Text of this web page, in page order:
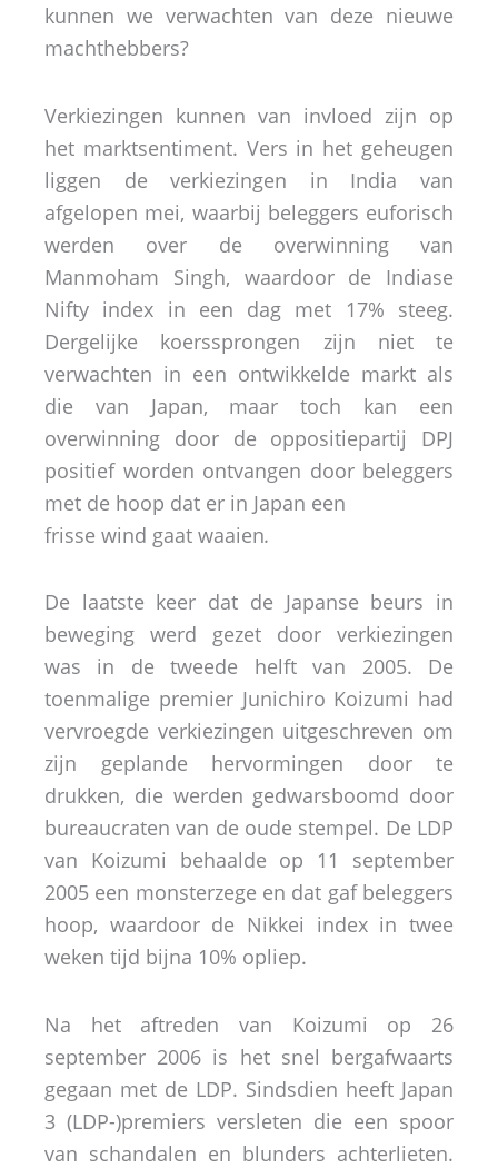
kunnen we verwachten van deze nieuwe
machthebbers?
Verkiezingen kunnen van invloed zijn op
het marktsentiment. Vers in het geheugen
liggen de verkiezingen in India van
afgelopen mei, waarbij beleggers euforisch
werden over de overwinning van
Manmoham Singh, waardoor de Indiase
Nifty index in een dag met 17% steeg.
Dergelijke koerssprongen zijn niet te
verwachten in een ontwikkelde markt als
die van Japan, maar toch kan een
overwinning door de oppositiepartij DPJ
positief worden ontvangen door beleggers
met de hoop dat er in Japan een
frisse wind gaat waaien.
De laatste keer dat de Japanse beurs in
beweging werd gezet door verkiezingen
was in de tweede helft van 2005. De
toenmalige premier Junichiro Koizumi had
vervroegde verkiezingen uitgeschreven om
zijn geplande hervormingen door te
drukken, die werden gedwarsboomd door
bureaucraten van de oude stempel. De LDP
van Koizumi behaalde op 11 september
2005 een monsterzege en dat gaf beleggers
hoop, waardoor de Nikkei index in twee
weken tijd bijna 10% opliep.
Na het aftreden van Koizumi op 26
september 2006 is het snel bergafwaarts
gegaan met de LDP. Sindsdien heeft Japan
3 (LDP-)premiers versleten die een spoor
van schandalen en blunders achterlieten.